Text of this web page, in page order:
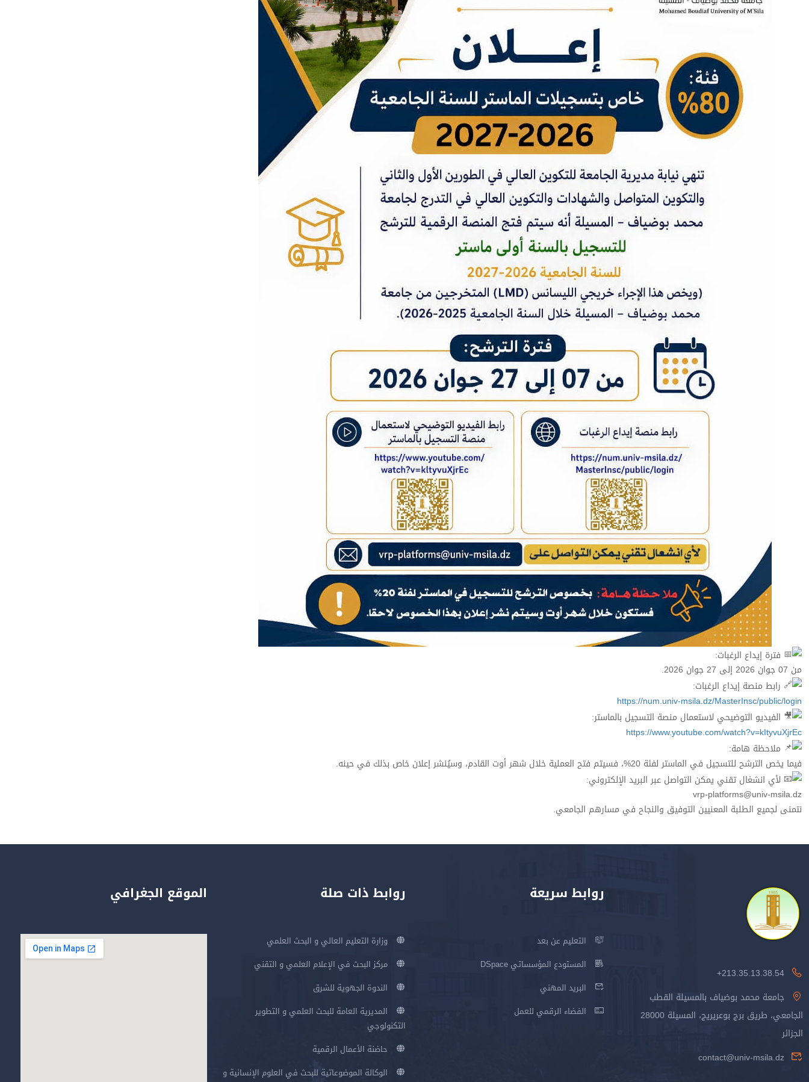
فترة إيداع الرغبات:
من 07 جوان 2026 إلى 27 جوان 2026.
رابط منصة إيداع الرغبات:
https://num.univ-msila.dz/MasterInsc/public/login
الفيديو التوضيحي لاستعمال منصة التسجيل بالماستر:
https://www.youtube.com/watch?v=kItyvuXjrEc
ملاحظة هامة:
فيما يخص الترشح للتسجيل في الماستر لفئة 20%، فسيتم فتح العملية خلال شهر أوت القادم، وسيُنشر إعلان خاص بذلك في حينه.
لأي انشغال تقني يمكن التواصل عبر البريد الإلكتروني:
vrp-platforms@univ-msila.dz
نتمنى لجميع الطلبة المعنيين التوفيق والنجاح في مسارهم الجامعي.
213.35.13.38.54+
جامعة محمد بوضياف بالمسيلة القطب
الجامعي، طريق برج بوعريريج، المسيلة 28000
الجزائر
contact@univ-msila.dz
روابط سريعة
التعليم عن بعد
المستودع المؤسساتي DSpace
البريد المهني
الفضاء الرقمي للعمل
روابط ذات صلة
وزارة التعليم العالي و البحث العلمي
مركز البحث في الإعلام العلمي و التقني
الندوة الجهوية للشرق
المديرية العامة للبحث العلمي و التطوير
التكنولوجي
حاضنة الأعمال الرقمية
الوكالة الموضوعاتية للبحث في العلوم الإنسانية و
الموقع الجغرافي